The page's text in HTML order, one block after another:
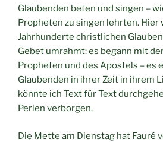
Glaubenden beten und singen –
Propheten zu singen lehrten. Hier
Jahrhunderte christlichen
Gebet umrahmt: es begann mit
Propheten und des Apostels – es
Glaubenden in ihrer Zeit in ihrem
könnte ich Text für Text
Perlen verborgen.
Die Mette am Dienstag hat Fauré